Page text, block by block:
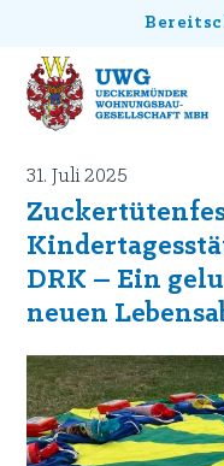
31. Juli 2025
DRK – Ein
neuen